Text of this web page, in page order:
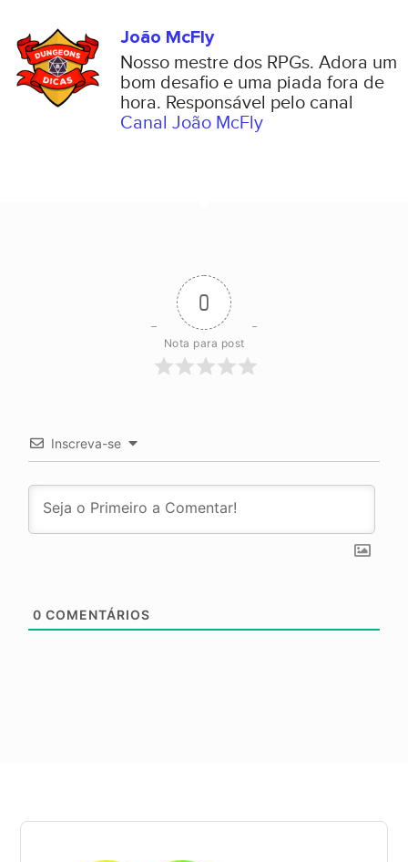
João McFly
Nosso mestre dos RPGs. Adora um
bom desafio e uma piada fora de
hora. Responsável pelo canal
Canal João McFly
0
Nota para post
Inscreva-se
0 COMENTÁRIOS